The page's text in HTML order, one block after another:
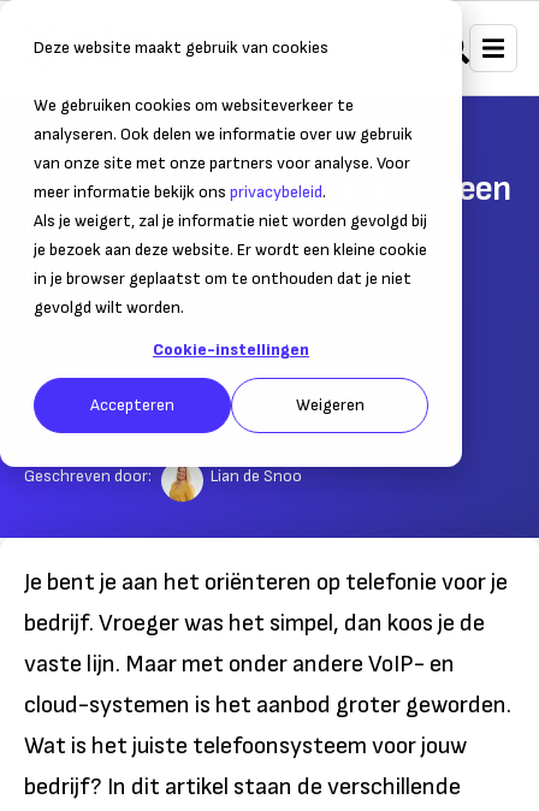
Deze website maakt gebruik van cookies
We gebruiken cookies om websiteverkeer te
analyseren. Ook delen we informatie over uw gebruik
van onze site met onze partners voor analyse. Voor
meer informatie bekijk ons privacybeleid.
Als je weigert, zal je informatie niet worden gevolgd bij
je bezoek aan deze website. Er wordt een kleine cookie
in je browser geplaatst om te onthouden dat je niet
gevolgd wilt worden.
Cookie-instellingen
Accepteren Weigeren
Home Bedrijfsvoering SaaS & IT
Bedrijfstelefonie: alle opties op een
rij
VoIP, Hosted VoIp, Skype, Google Talk en
VoipBuster
02 april 2020– Leestijd:3min.
Laatst bijgewerkt:
06 mei 2024
Geschreven door: Lian de Snoo
Je bent je aan het oriënteren op telefonie voor je
bedrijf. Vroeger was het simpel, dan koos je de
vaste lijn. Maar met onder andere VoIP- en
cloud-systemen is het aanbod groter geworden.
Wat is het juiste telefoonsysteem voor jouw
bedrijf? In dit artikel staan de verschillende